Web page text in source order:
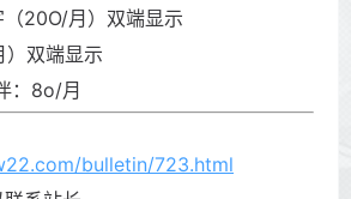
20O/月）双端显示
）双端显示
：8o/月
bulletin/723.html